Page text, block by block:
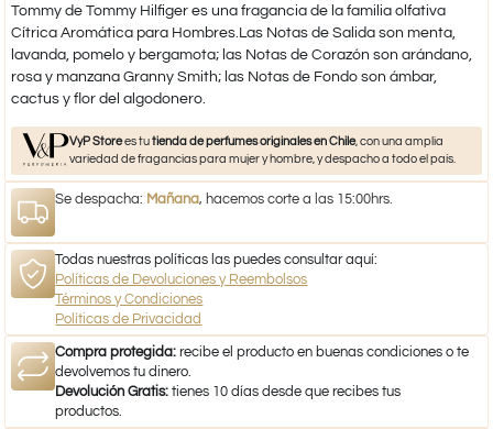
Tommy de Tommy Hilfiger es una fragancia de la familia olfativa
Cítrica Aromática para Hombres.Las Notas de Salida son menta,
lavanda, pomelo y bergamota; las Notas de Corazón son arándano,
rosa y manzana Granny Smith; las Notas de Fondo son ámbar,
cactus y flor del algodonero.​
VyP Storees tutienda de perfumes originales en Chile, con una amplia
variedad de fragancias para mujer y hombre, y despacho a todo el país.
Se despacha: Mañana, hacemos corte a las 15:00hrs.
Todas nuestras políticas las puedes consultar aquí:
Políticas de Devoluciones y Reembolsos
Términos y Condiciones
Políticas de Privacidad
Compra protegida: recibe el producto en buenas condiciones o te
devolvemos tu dinero.
Devolución Gratis: tienes 10 días desde que recibes tus
productos.